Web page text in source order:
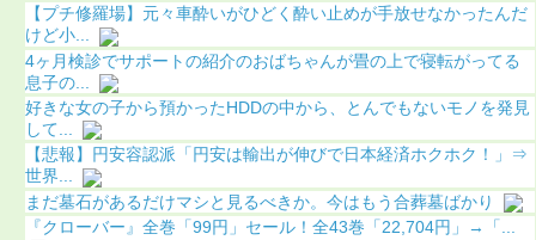
【プチ修羅場】元々車酔いがひどく酔い止めが手放せなかったんだ
けど小...
4ヶ月検診でサポートの紹介のおばちゃんが畳の上で寝転がってる
息子の...
好きな女の子から預かったHDDの中から、とんでもないモノを発見
して...
【悲報】円安容認派「円安は輸出が伸びで日本経済ホクホク！」⇒
世界...
まだ墓石があるだけマシと見るべきか。今はもう合葬墓ばかり
『クローバー』全巻「99円」セール！全43巻「22,704円」→「...